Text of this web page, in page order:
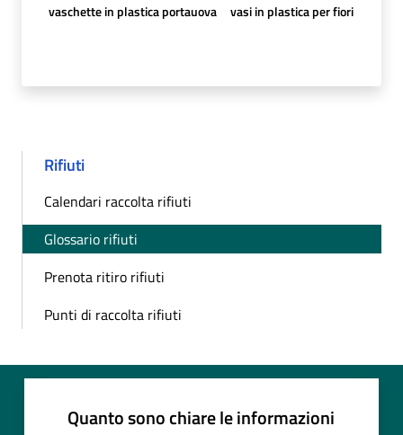
vaschette in plastica portauova
vasi in plastica per fiori
Rifiuti
Calendari raccolta rifiuti
Glossario rifiuti
Prenota ritiro rifiuti
Punti di raccolta rifiuti
Quanto sono chiare le informazioni